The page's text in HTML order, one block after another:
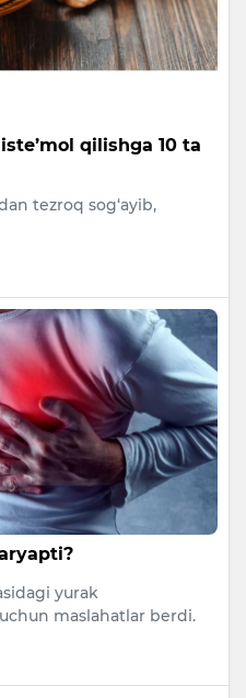
qilishga 10 ta
tezroq sog‘ayib,
yurak
maslahatlar berdi.